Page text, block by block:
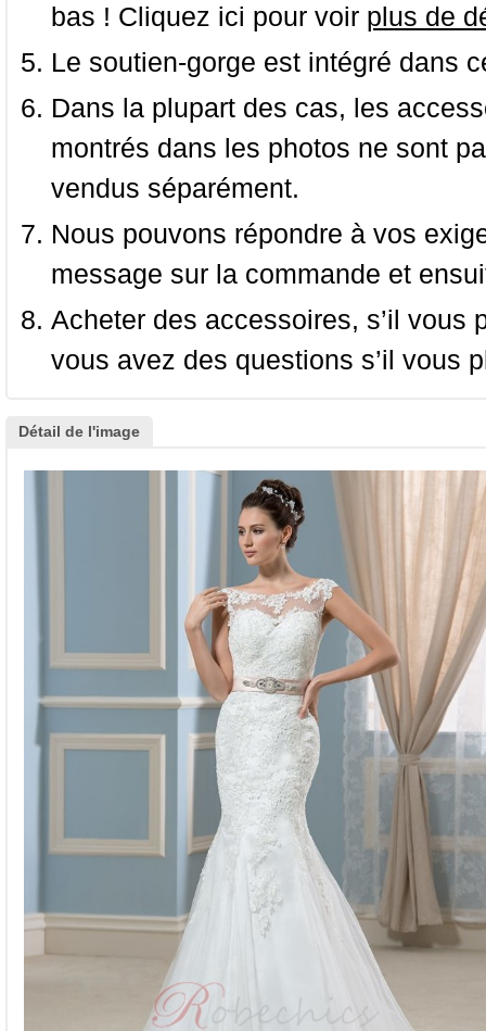
bas ! Cliquez ici pour voir plus de
Le soutien-gorge est intégré dans
Dans la plupart des cas, les
montrés dans les photos ne sont
vendus séparément.
Nous pouvons répondre à vos
message sur la commande et
Acheter des accessoires, s’il
vous avez des questions s’il vous
Détail de l'image